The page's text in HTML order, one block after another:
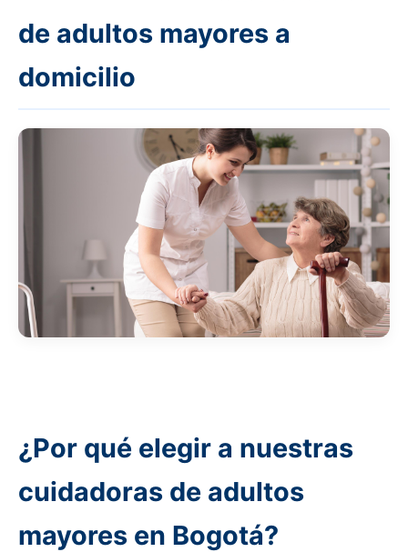
de adultos mayores a
domicilio
¿Por qué elegir a nuestras
cuidadoras de adultos
mayores en Bogotá?